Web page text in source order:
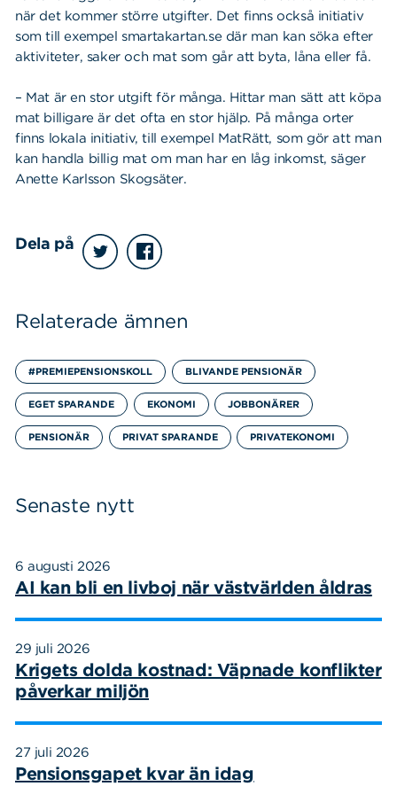
när det kommer större utgifter. Det finns också initiativ
som till exempel smartakartan.se där man kan söka efter
aktiviteter, saker och mat som går att byta, låna eller få.
– Mat är en stor utgift för många. Hittar man sätt att köpa
mat billigare är det ofta en stor hjälp. På många orter
finns lokala initiativ, till exempel MatRätt, som gör att man
kan handla billig mat om man har en låg inkomst, säger
Anette Karlsson Skogsäter.
Dela på
Relaterade ämnen
#PREMIEPENSIONSKOLL BLIVANDE PENSIONÄR
EGET SPARANDE EKONOMI JOBBONÄRER
PENSIONÄR PRIVAT SPARANDE PRIVATEKONOMI
Senaste nytt
6 augusti 2026
AI kan bli en livboj när västvärlden åldras
29 juli 2026
Krigets dolda kostnad: Väpnade konflikter
påverkar miljön
27 juli 2026
Pensionsgapet kvar än idag
Sök på sidan:Sök